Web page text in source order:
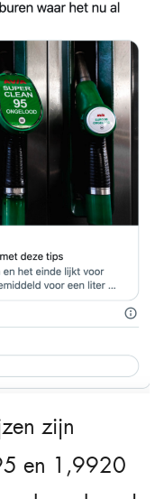
zijn
en 1,9920